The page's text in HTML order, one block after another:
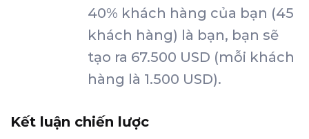
40% khách hàng của bạn (45
khách hàng) là bạn, bạn sẽ
tạo ra 67.500 USD (mỗi khách
hàng là 1.500 USD).
Kết luận chiến lược